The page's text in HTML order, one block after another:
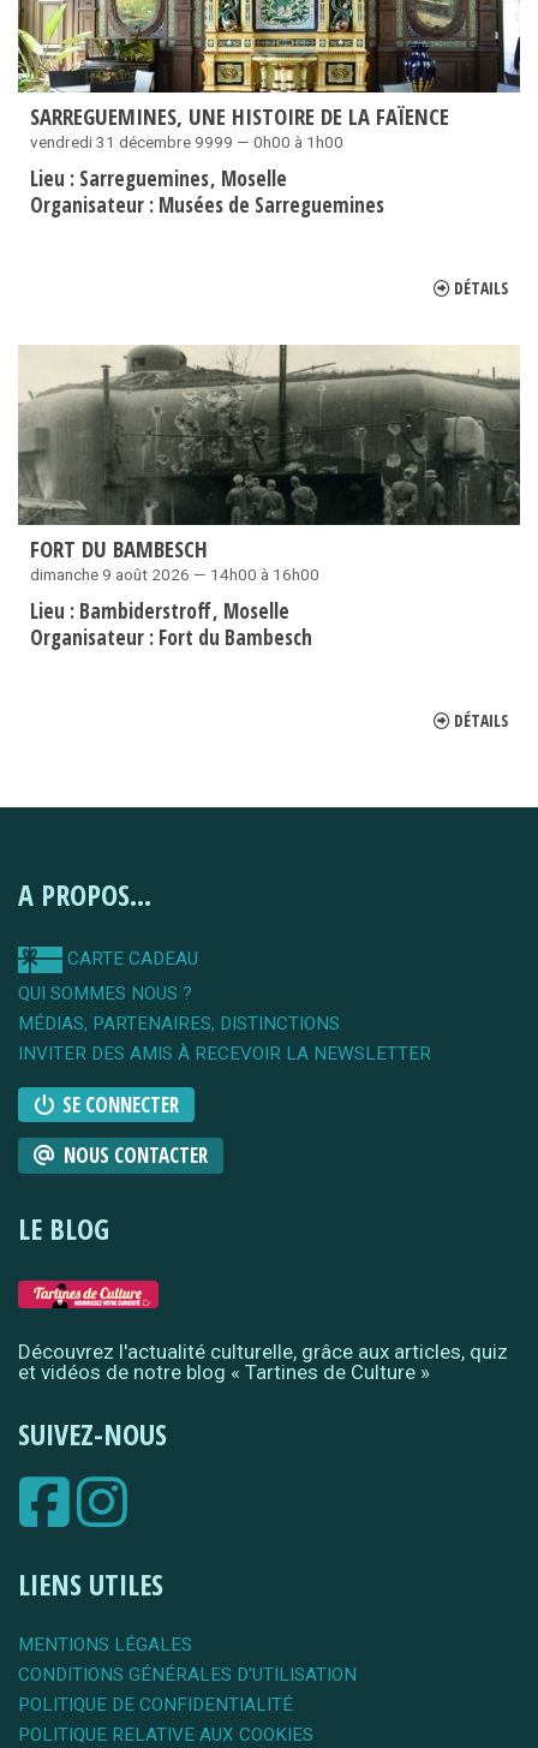
SARREGUEMINES, UNE HISTOIRE DE LA FAÏENCE
vendredi 31 décembre 9999 — 0h00 à 1h00
Lieu : Sarreguemines Moselle
Organisateur : Musées de Sarreguemines
DÉTAILS
FORT DU BAMBESCH
dimanche 9 août 2026 — 14h00 à 16h00
Lieu : Bambiderstroff Moselle
Organisateur : Fort du Bambesch
DÉTAILS
A PROPOS...
CARTE CADEAU
QUI SOMMES NOUS ?
MÉDIAS, PARTENAIRES, DISTINCTIONS
INVITER DES AMIS À RECEVOIR LA NEWSLETTER
SE CONNECTER
NOUS CONTACTER
LE BLOG
Découvrez l'actualité culturelle, grâce aux articles, quiz
et vidéos de notre blog « Tartines de Culture »
SUIVEZ-NOUS
LIENS UTILES
MENTIONS LÉGALES
CONDITIONS GÉNÉRALES D'UTILISATION
POLITIQUE DE CONFIDENTIALITÉ
POLITIQUE RELATIVE AUX COOKIES